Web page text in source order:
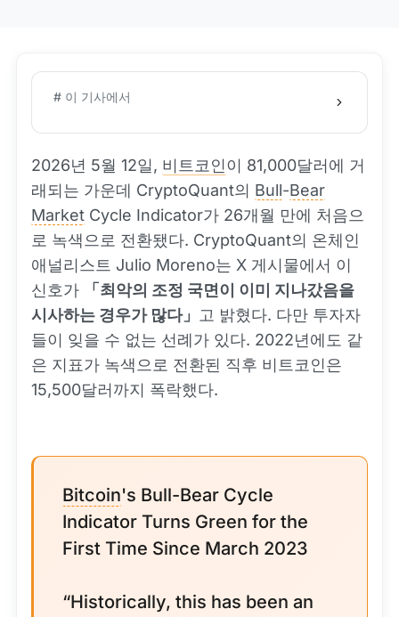
# 이 기사에서
2026년 5월 12일, 비트코인이 81,000달러에 거
래되는 가운데 CryptoQuant의 Bull-Bear
Market Cycle Indicator가 26개월 만에 처음으
로 녹색으로 전환됐다. CryptoQuant의 온체인
애널리스트 Julio Moreno는 X 게시물에서 이
신호가
「최악의 조정 국면이 이미 지나갔음을
시사하는 경우가 많다」
고 밝혔다. 다만 투자자
들이 잊을 수 없는 선례가 있다. 2022년에도 같
은 지표가 녹색으로 전환된 직후 비트코인은
15,500달러까지 폭락했다.
Bitcoin's Bull-Bear Cycle
Indicator Turns Green for the
First Time Since March 2023
“Historically, this has been an